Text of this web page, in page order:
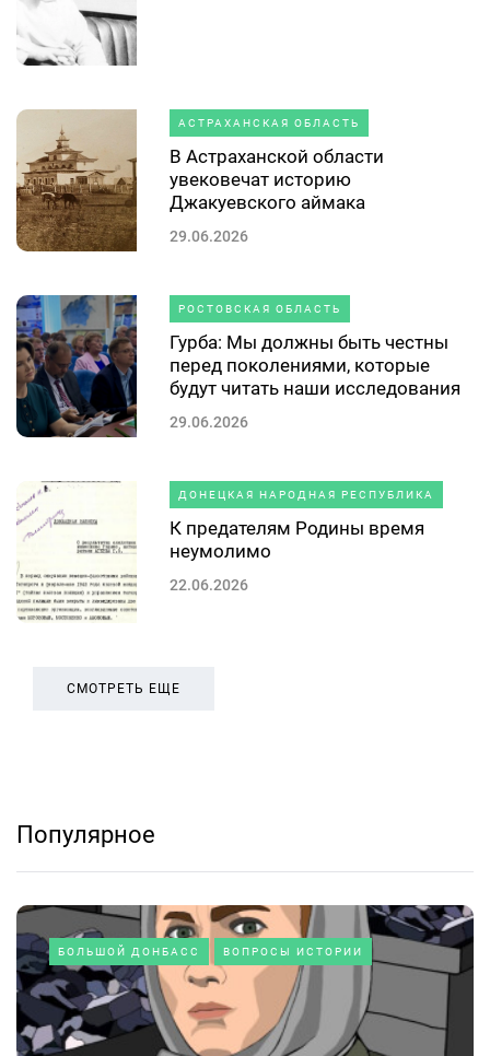
АСТРАХАНСКАЯ ОБЛАСТЬ
В Астраханской области
увековечат историю
Джакуевского аймака
29.06.2026
РОСТОВСКАЯ ОБЛАСТЬ
Гурба: Мы должны быть честны
перед поколениями, которые
будут читать наши исследования
29.06.2026
ДОНЕЦКАЯ НАРОДНАЯ РЕСПУБЛИКА
К предателям Родины время
неумолимо
22.06.2026
СМОТРЕТЬ ЕЩЕ
Популярное
БОЛЬШОЙ ДОНБАСС ВОПРОСЫ ИСТОРИИ